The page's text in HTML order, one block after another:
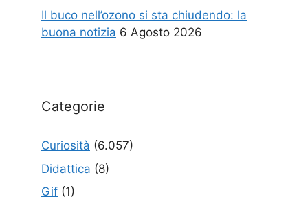
Il buco nell’ozono si sta chiudendo: la
buona notizia 6 Agosto 2026
Categorie
Curiosità (6.057)
Didattica (8)
Gif (1)